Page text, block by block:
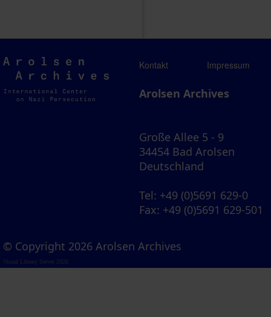
Arolsen
Archives
Kontakt Impressum
Arolsen Archives
Große Allee 5 - 9
34454 Bad Arolsen
Deutschland
Tel: +49 (0)5691 629-0
Fax: +49 (0)5691 629-501
© Copyright 2026 Arolsen Archives
Visual Library Server 2026